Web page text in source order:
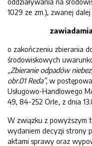
1029 ze zm.), zwanej
o zakończeniu zbierania
środowiskowych
„Zbieranie odpadów
obr.01 Reda”, w
Usługowo-Handlowego
49, 84-252 Orle, z dnia
W związku z powyższym
wydaniem decyzji strony
aktami sprawy oraz